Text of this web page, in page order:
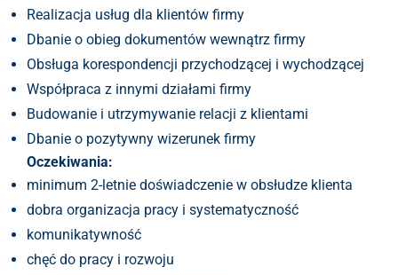
Realizacja usług dla klientów firmy
Dbanie o obieg dokumentów wewnątrz firmy
Obsługa korespondencji przychodzącej i wychodzącej
Współpraca z innymi działami firmy
Budowanie i utrzymywanie relacji z klientami
Dbanie o pozytywny wizerunek firmy
Oczekiwania:
minimum 2-letnie doświadczenie w obsłudze klienta
dobra organizacja pracy i systematyczność
komunikatywność
chęć do pracy i rozwoju